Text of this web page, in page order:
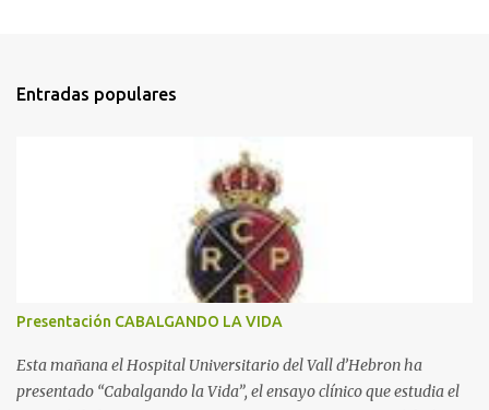
e
s
Entradas populares
Presentación CABALGANDO LA VIDA
Esta mañana el Hospital Universitario del Vall d’Hebron ha
presentado “Cabalgando la Vida”, el ensayo clínico que estudia el